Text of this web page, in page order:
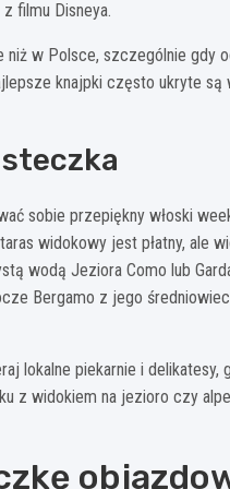
filmu Disneya.
w Polsce, szczególnie gdy
knajpki często ukryte
sobie przepiękny włoski
widokowy jest płatny, ale
wodą Jeziora Como lub
Bergamo z jego
lokalne piekarnie i delikatesy,
z widokiem na jezioro czy